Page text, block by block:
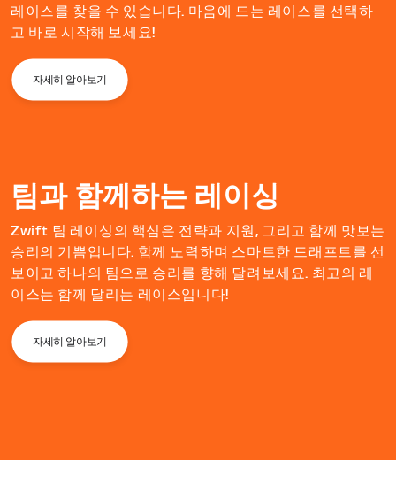
레이스를 찾을 수 있습니다. 마음에 드는 레이스를 선택하
고 바로 시작해 보세요!
자세히 알아보기
팀과 함께하는 레이싱
Zwift 팀 레이싱의 핵심은 전략과 지원, 그리고 함께 맛보는
승리의 기쁨입니다. 함께 노력하며 스마트한 드래프트를 선
보이고 하나의 팀으로 승리를 향해 달려보세요. 최고의 레
이스는 함께 달리는 레이스입니다!
자세히 알아보기